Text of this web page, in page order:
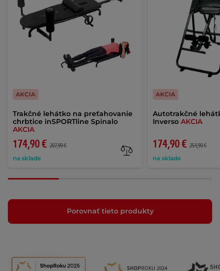
Trakčné lehátko na preťahovanie
chrbtice inSPORTline Spinalo
AKCIA
174,90 € 207,90 €
na sklade
AKCIA
Autotrakčné
InversoAKCIA
174,90 € 254,90 €
na sklade
AKCIA
Porovnať tieto produkty